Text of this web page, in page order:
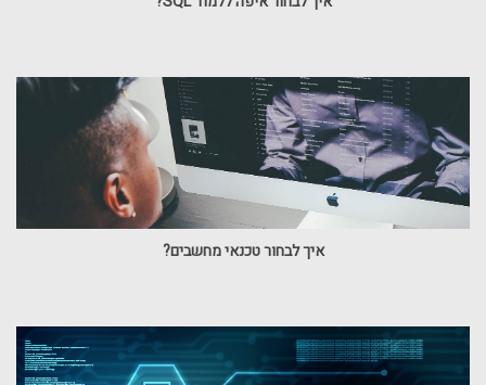
איך לבחור טכנאי מחשבים?